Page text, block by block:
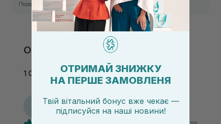
Перед использованием ознакомьтесь с информацией на упаковке.
Отзывы
1 Отзыв
Тетяна
ОТРИМАЙ ЗНИЖКУ
НА ПЕРШЕ ЗАМОВЛЕНЯ
Твій вітальний бонус вже чекає —
підписуйся на наші новини!